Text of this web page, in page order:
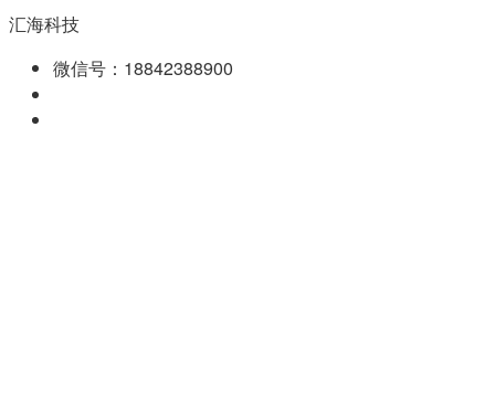
汇海科技
微信号：18842388900